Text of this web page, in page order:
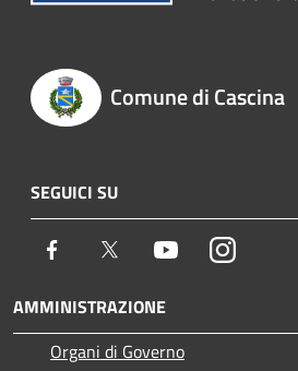
Comune di Cascina
SEGUICI SU
Facebook Twitter YoutubeInstagram
AMMINISTRAZIONE
Organi di Governo